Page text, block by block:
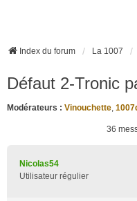
Index du forum La 1007
Défaut 2-Tronic
Modérateurs : Vinouchette,
36
Nicolas54
Utilisateur régulier